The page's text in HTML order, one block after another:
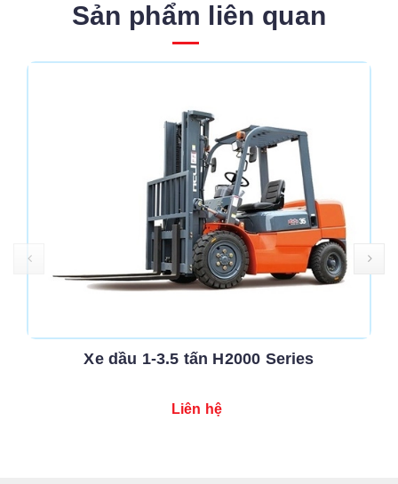
Sản phẩm liên quan
Xe dầu 1-3.5 tấn H2000 Series
Liên hệ